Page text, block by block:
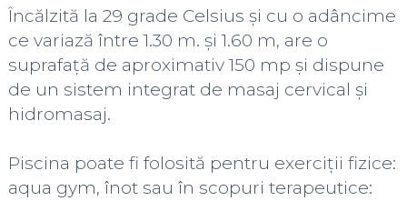
Încălzită la 29 grade Celsius și cu o adâncime
ce variază între 1.30 m. și 1.60 m, are o
suprafață de aproximativ 150 mp și dispune
de un sistem integrat de masaj cervical și
hidromasaj.
Piscina poate fi folosită pentru exerciții fizice:
aqua gym, înot sau în scopuri terapeutice: